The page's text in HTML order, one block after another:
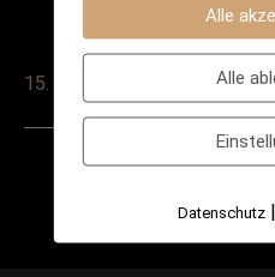
15. Februar 2025
Veranstaltung
Alle
Alle
Datenschutz